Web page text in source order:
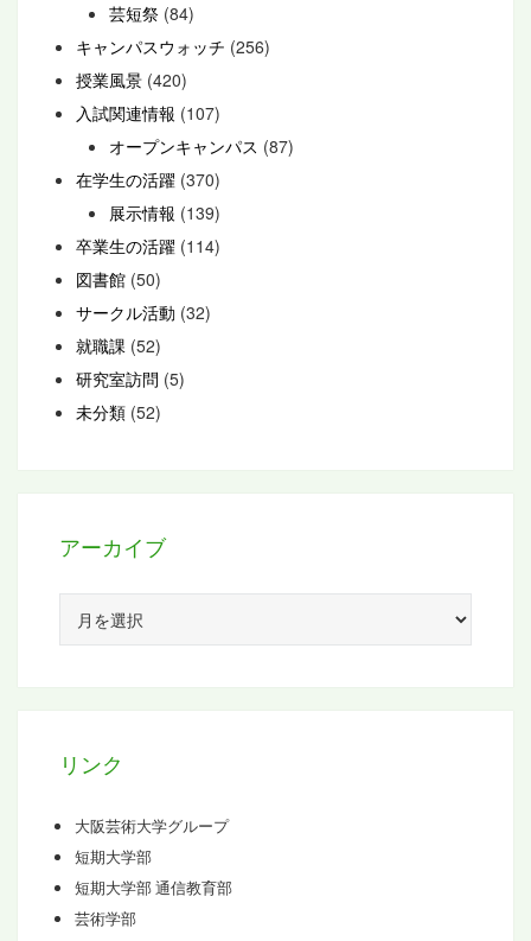
芸短祭 (84)
キャンパスウォッチ (256)
授業風景 (420)
入試関連情報 (107)
オープンキャンパス (87)
在学生の活躍 (370)
展示情報 (139)
卒業生の活躍 (114)
図書館 (50)
サークル活動 (32)
就職課 (52)
研究室訪問 (5)
未分類 (52)
アーカイブ
カ
リンク
大阪芸術大学グループ
短期大学部
短期大学部 通信教育部
芸術学部